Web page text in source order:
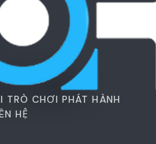
TRÒ CHƠI PHÁT HÀNH
HỆ
bảo